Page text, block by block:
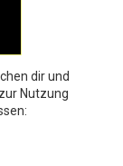
dir und
Nutzung